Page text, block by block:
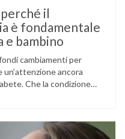
il
è fondamentale
e bambino
cambiamenti per
un’attenzione ancora
Che la condizione
gestazionale),